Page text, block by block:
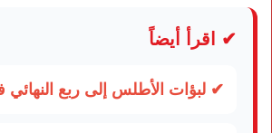
✔ اقرأ أيضاً
✔ لبؤات الأطلس إلى ربع النهائي